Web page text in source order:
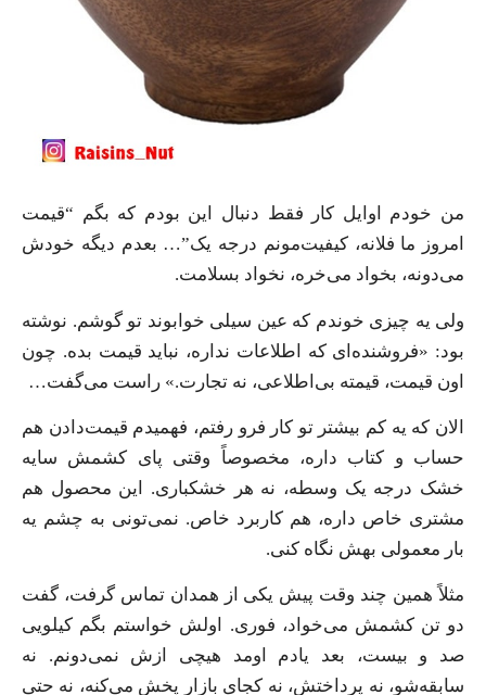
من خودم اوایل کار فقط دنبال این بودم که بگم “قیمت
امروز ما فلانه، کیفیت‌مونم درجه یک”… بعدم دیگه خودش
می‌دونه، بخواد می‌خره، نخواد بسلامت.
ولی یه چیزی خوندم که عین سیلی خوابوند تو گوشم. نوشته
بود: «فروشنده‌ای که اطلاعات نداره، نباید قیمت بده. چون
اون قیمت، قیمته بی‌اطلاعی، نه تجارت.» راست می‌گفت…
الان که یه کم بیشتر تو کار فرو رفتم، فهمیدم قیمت‌دادن هم
حساب و کتاب داره، مخصوصاً وقتی پای کشمش سایه
خشک درجه یک وسطه، نه هر خشکباری. این محصول هم
مشتری خاص داره، هم کاربرد خاص. نمی‌تونی به چشم یه
بار معمولی بهش نگاه کنی.
مثلاً همین چند وقت پیش یکی از همدان تماس گرفت، گفت
دو تن کشمش می‌خواد، فوری. اولش خواستم بگم کیلویی
صد و بیست، بعد یادم اومد هیچی ازش نمی‌دونم. نه
سابقه‌شو، نه پرداختش، نه کجای بازار پخش می‌کنه، نه حتی